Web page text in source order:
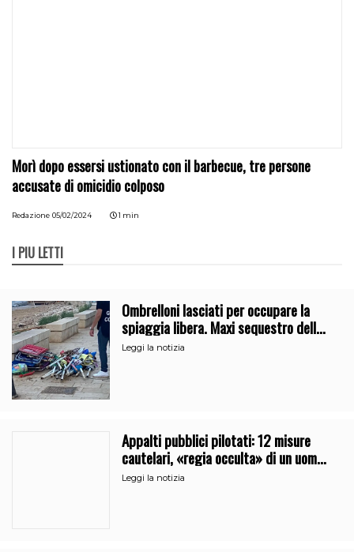
Morì dopo essersi ustionato con il barbecue, tre persone
accusate di omicidio colposo
Redazione 05/02/2024 1 min
I PIÙ LETTI
Ombrelloni lasciati per occupare la
spiaggia libera. Maxi sequestro della
Guardia Costiera
Leggi la notizia
Appalti pubblici pilotati: 12 misure
cautelari, «regia occulta» di un uomo
vicino al clan
Leggi la notizia